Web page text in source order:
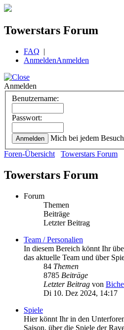
Towerstars Forum
FAQ |
AnmeldenAnmelden
Anmelden
Benutzername:
Passwort:
Mich bei jedem
Foren-Übersicht
Towerstars Forum
Towerstars Forum
Forum
Themen
Beiträge
Letzter Beitrag
Team / Personalien
In diesem Bereich könnt Ihr
das aktuelle Team und über
84 Themen
8785 Beiträge
Letzter Beitrag von
Di 10. Dez 2024, 14:17
Spiele
Hier könnt Ihr in den
Saison, über die Spiele der